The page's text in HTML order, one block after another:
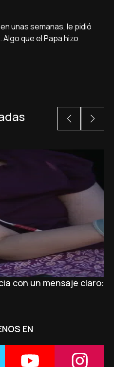
unas semanas, le pidió
que el Papa hizo
con un mensaje claro:
EN